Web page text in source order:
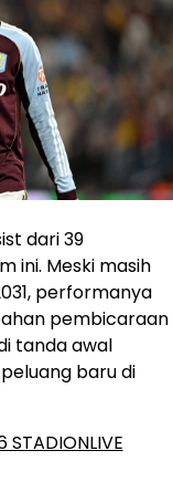
dari 39
ini. Meski masih
performanya
pembicaraan
tanda awal
baru di